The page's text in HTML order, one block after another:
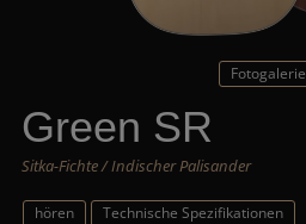
Fotogalerie
Green SR
Sitka-Fichte / Indischer Palisander
hören Technische Spezifikationen